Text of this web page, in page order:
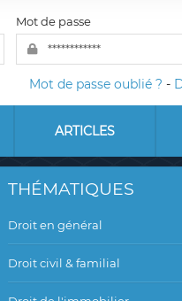
Mot de passe
Mot de passe oublié ? -
ARTICLES
THÉMATIQUES
Droit en général
Droit civil & familial